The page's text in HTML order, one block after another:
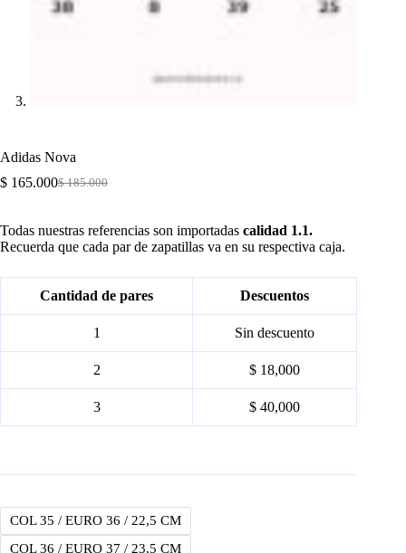
Adidas Nova
$185.000
Original
$ 185.000.
$ 165.000Current
$ 165.000.
Todas nuestras referencias son importadas calidad 1.1.
Recuerda que cada par de zapatillas va en su respectiva caja.
Cantidad de pares Descuentos
1 Sin descuento
2 $ 18,000
3 $ 40,000
COL 35 / EURO 36 / 22,5 CM
COL 36 / EURO 37 / 23,5 CM